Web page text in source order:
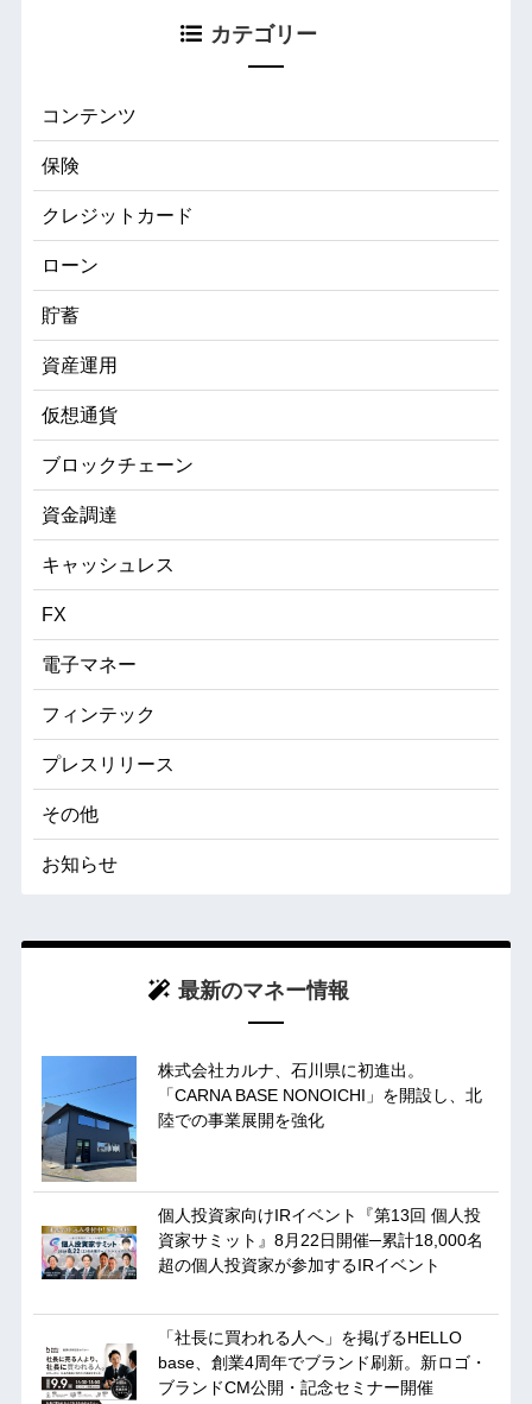
カテゴリー
コンテンツ
保険
クレジットカード
ローン
貯蓄
資産運用
仮想通貨
ブロックチェーン
資金調達
キャッシュレス
FX
電子マネー
フィンテック
プレスリリース
その他
お知らせ
最新のマネー情報
株式会社カルナ、石川県に初進出。
「CARNA BASE NONOICHI」を開設し、北
陸での事業展開を強化
個人投資家向けIRイベント『第13回 個人投
資家サミット』8月22日開催─累計18,000名
超の個人投資家が参加するIRイベント
「社長に買われる人へ」を掲げるHELLO
base、創業4周年でブランド刷新。新ロゴ・
ブランドCM公開・記念セミナー開催